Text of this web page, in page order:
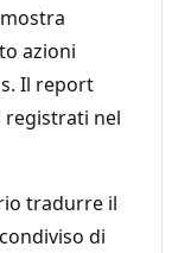
azioni
Il report
registrati nel
tradurre il
di